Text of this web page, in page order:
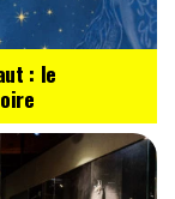
: le